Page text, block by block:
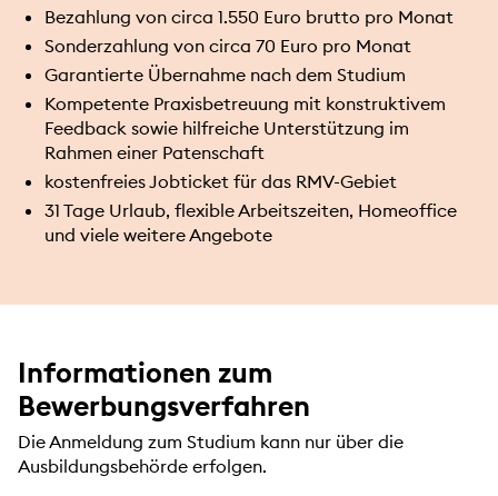
Bezahlung von circa 1.550 Euro brutto pro Monat
Sonderzahlung von circa 70 Euro pro Monat
Garantierte Übernahme nach dem Studium
Kompetente Praxisbetreuung mit konstruktivem
Feedback sowie hilfreiche Unterstützung im
Rahmen einer Patenschaft
kostenfreies Jobticket für das RMV-Gebiet
31 Tage Urlaub, flexible Arbeitszeiten, Homeoffice
und viele weitere Angebote
Informationen zum
Bewerbungsverfahren
Die Anmeldung zum Studium kann nur über die
Ausbildungsbehörde erfolgen.